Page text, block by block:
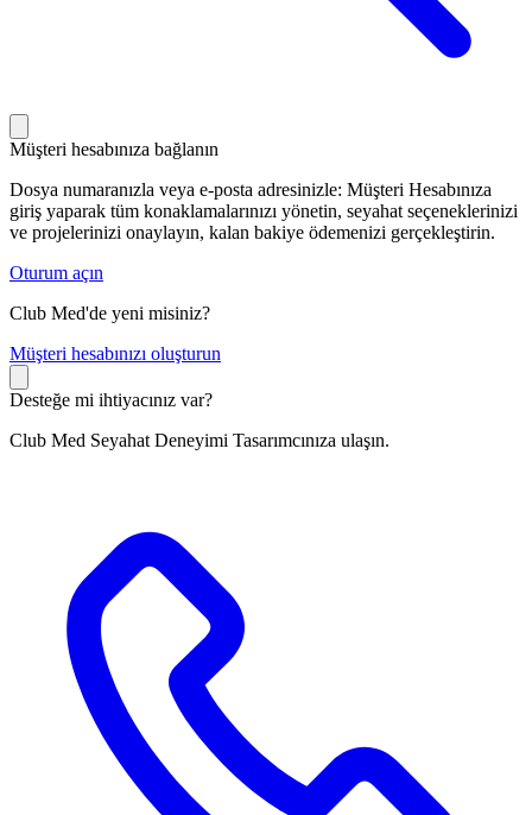
Müşteri hesabınıza bağlanın
Dosya numaranızla veya e-posta adresinizle: Müşteri Hesabınıza
giriş yaparak tüm konaklamalarınızı yönetin, seyahat seçeneklerinizi
ve projelerinizi onaylayın, kalan bakiye ödemenizi gerçekleştirin.
Oturum açın
Club Med'de yeni misiniz?
Müşteri hesabınızı oluşturun
Desteğe mi ihtiyacınız var?
Club Med Seyahat Deneyimi Tasarımcınıza ulaşın.